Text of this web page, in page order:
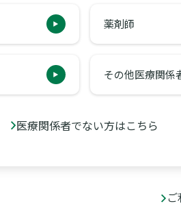
薬剤師
その他医療関係
医療関係者でない方はこちら